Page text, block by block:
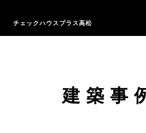
チェックハウスプラス高松
建築事